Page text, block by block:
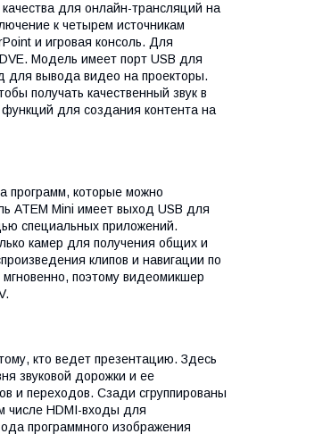
для онлайн-трансляций на
к четырем источникам
и игровая консоль. Для
Модель имеет порт USB для
для вывода видео на проекторы.
получать качественный звук в
для создания контента на
программ, которые можно
ATEM Mini имеет выход USB для
специальных приложений.
камер для получения общих и
клипов и навигации по
поэтому видеомикшер
кто ведет презентацию. Здесь
звуковой дорожки и ее
и переходов. Сзади сгруппированы
числе HDMI-входы для
программного изображения